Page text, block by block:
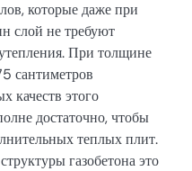
которые даже при
слой не требуют
При толщине
сантиметров
качеств этого
достаточно, чтобы
теплых плит.
газобетона это